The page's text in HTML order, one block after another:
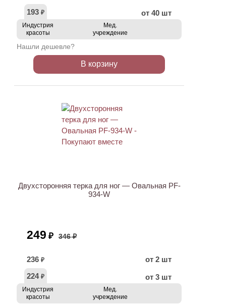
193 ₽ от 40 шт
Индустрия
красоты
Мед.
учреждение
Нашли дешевле?
В корзину
Двухсторонняя терка для ног — Овальная PF-
934-W
249 ₽ 346 ₽
236 ₽
от 2 шт
224 ₽ от 3 шт
Индустрия
красоты
Мед.
учреждение